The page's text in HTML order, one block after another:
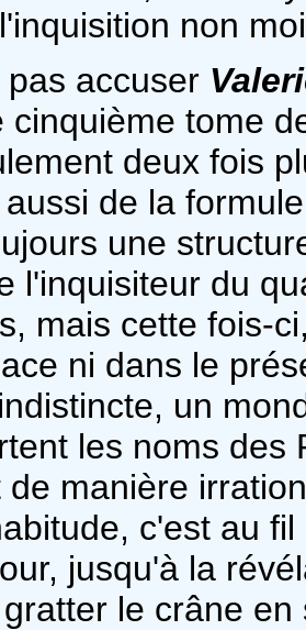
non
accuser
cinquième tome
deux fois
de la
une
l'inquisiteur du
mais cette fois-
ni dans le
un
les noms des
manière
c'est au
jusqu'à la
le crâne